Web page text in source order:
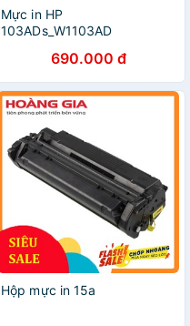
Mực in HP
103ADs_W1103AD
690.000 đ
Hộp mực in 15a